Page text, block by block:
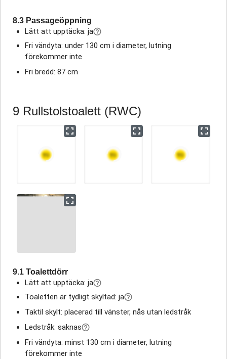
8.3 Passageöppning
Lätt att upptäcka: ja
Fri vändyta: under 130 cm i diameter, lutning
förekommer inte
Fri bredd: 87 cm
9 Rullstolstoalett (RWC)
9.1 Toalettdörr
Lätt att upptäcka: ja
Toaletten är tydligt skyltad: ja
Taktil skylt: placerad till vänster, nås utan ledstråk
Ledstråk: saknas
Fri vändyta: minst 130 cm i diameter, lutning
förekommer inte